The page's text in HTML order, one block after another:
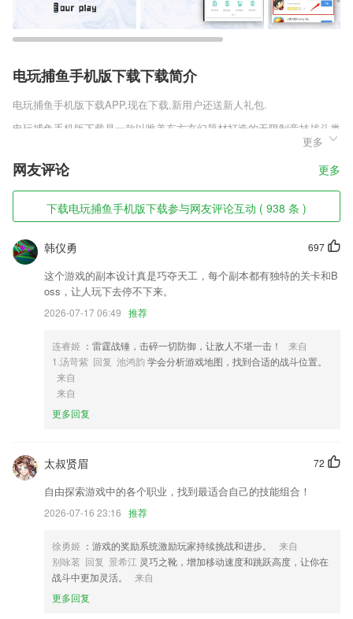
电玩捕鱼手机版下载下载简介
电玩捕鱼手机版下载APP,现在下载,新用户还送新人礼包.
电玩捕鱼手机版下载是一款以唯美东方玄幻题材打造的无限制竞技战斗类
MMORPG手机游戏，游戏中有大家所熟悉的角色可选，随心战斗冒险闯
关厮杀竞技，展现自我闯关厮杀，浪漫修仙邂逅情缘，萌宠坐骑随你遨游
三界。画风多变战斗多样，主题丰富趣味厮杀，领略东方仙侠特色场景，
能给你带来一种梦幻刺激的感觉。
电玩捕鱼手机版下载软件特色
1,餐饮行业能够接受客户的预约以及客户的就餐服务。
2,免费听课项目；
3,『赞赏』粉丝赞赏，礼物打call更给力！
4,【古诗古韵 国学熏陶】像必背古诗词、唐诗、国学经典、古词，都是
5,更多优惠券、秒杀活动，定期举办。
6,支持身份证复印，复印的时候有着普通复印和身份证复印两种模式；
电玩捕鱼手机版下载软件优势
2.·操作简单，内容清晰，趣味性强，是亲子互动方式的创新
3.学习生活需求全方位满足
4.快速搜索所需内容，并准确记录学习记录的每个部分。
5.大量精品课程视频资源可免费在线学习；
6.专属课程定制服务，能够根据学生学习时间和工作人员办公时间合理分
配学习任务，提高学习效率。
电玩捕鱼手机版下载更新了什么?
更多
网友评论 更多
下载电玩捕鱼手机版下载参与网友评论互动 ( 938 条 )
697
韩仪勇
这个游戏的副本设计真是巧夺天工，每个副本都有独特的关卡和B
oss，让人玩下去停不下来。
2026-07-17 06:49 推荐
连睿姬 ：雷霆战锤，击碎一切防御，让敌人不堪一击！
来自
1.汤苛紫 回复 池鸿韵学会分析游戏地图，找到合适的战斗位置。
来自
来自
更多回复
72
太叔贤眉
自由探索游戏中的各个职业，找到最适合自己的技能组合！
2026-07-16 23:16 推荐
徐勇姬 ：游戏的奖励系统激励玩家持续挑战和进步。
来自
别咏茗 回复 景希江 灵巧之靴，增加移动速度和跳跃高度，让你在
战斗中更加灵活。
来自
更多回复